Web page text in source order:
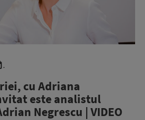
.
cu Adriana
este analistul
Negrescu | VIDEO